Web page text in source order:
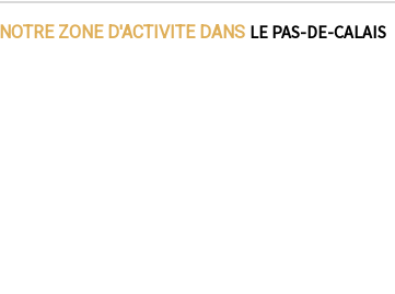
NOTRE ZONE D'ACTIVITE DANS LE PAS-DE-CALAIS